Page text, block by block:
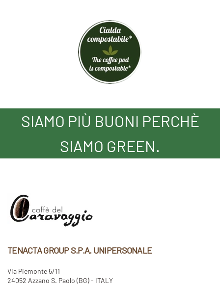
SIAMO PIÙ BUONI PERCHÈ
SIAMO GREEN.
TENACTA GROUP S.P.A. UNIPERSONALE
Via Piemonte 5/11
24052 Azzano S. Paolo (BG) - ITALY